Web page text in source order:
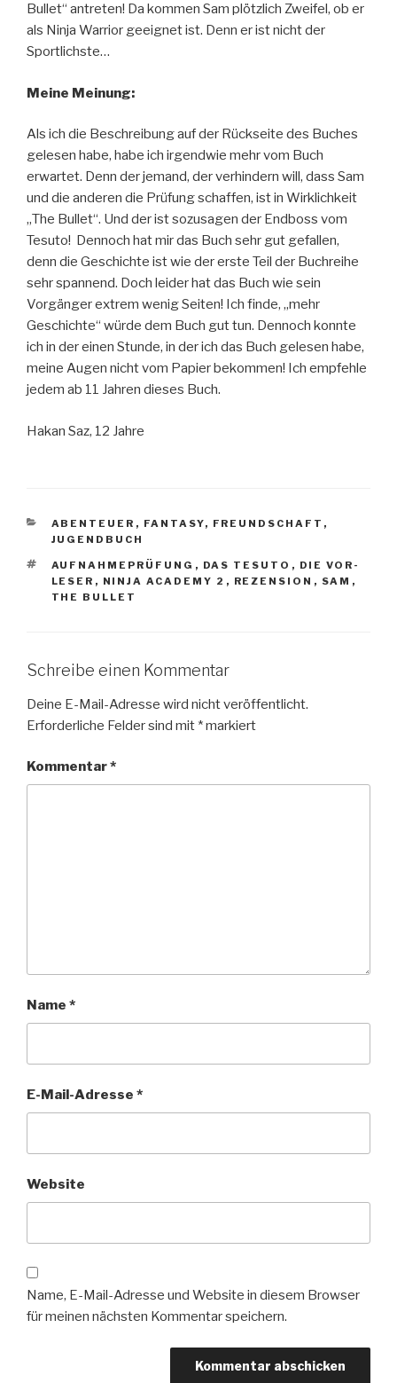
Bullet“ antreten! Da kommen Sam plötzlich Zweifel, ob er
als Ninja Warrior geeignet ist. Denn er ist nicht der
Sportlichste…
Meine Meinung:
Als ich die Beschreibung auf der Rückseite des Buches
gelesen habe, habe ich irgendwie mehr vom Buch
erwartet. Denn der jemand, der verhindern will, dass Sam
und die anderen die Prüfung schaffen, ist in Wirklichkeit
„The Bullet“. Und der ist sozusagen der Endboss vom
Tesuto! Dennoch hat mir das Buch sehr gut gefallen,
denn die Geschichte ist wie der erste Teil der Buchreihe
sehr spannend. Doch leider hat das Buch wie sein
Vorgänger extrem wenig Seiten! Ich finde, „mehr
Geschichte“ würde dem Buch gut tun. Dennoch konnte
ich in der einen Stunde, in der ich das Buch gelesen habe,
meine Augen nicht vom Papier bekommen! Ich empfehle
jedem ab 11 Jahren dieses Buch.
Hakan Saz, 12 Jahre
KATEGORIEN
ABENTEUER , FANTASY, FREUNDSCHAFT ,
JUGENDBUCH
SCHLAGWÖRTER
AUFNAHMEPRÜFUNG , DAS TESUTO , DIE VOR-
LESER , NINJA ACADEMY 2 , REZENSION , SAM ,
THE BULLET
Schreibe einen Kommentar
Deine E-Mail-Adresse wird nicht veröffentlicht.
Erforderliche Felder sind mit *markiert
Kommentar*
Name *
E-Mail-Adresse *
Website
Name, E-Mail-Adresse und Website in diesem Browser
für meinen nächsten Kommentar speichern.